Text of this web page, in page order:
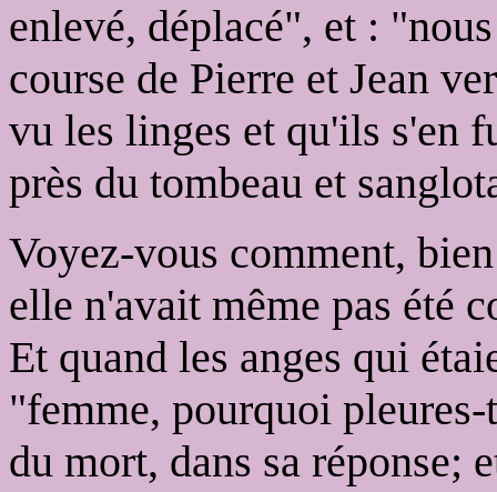
enlevé, déplacé", et :
course de Pierre et Jean
vu les linges et qu'ils s'en
près du tombeau et
Voyez-vous comment,
elle n'avait même pas été
Et quand les anges qui
"femme, pourquoi
du mort, dans sa réponse;